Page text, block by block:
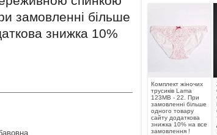
замовленні більше
знижка 10%
Комплект жіночих
трусиків Lama
123MB - 22. При
замовленні більше
одного товару
сайту додаткова
знижка 10% на все
замовлення !